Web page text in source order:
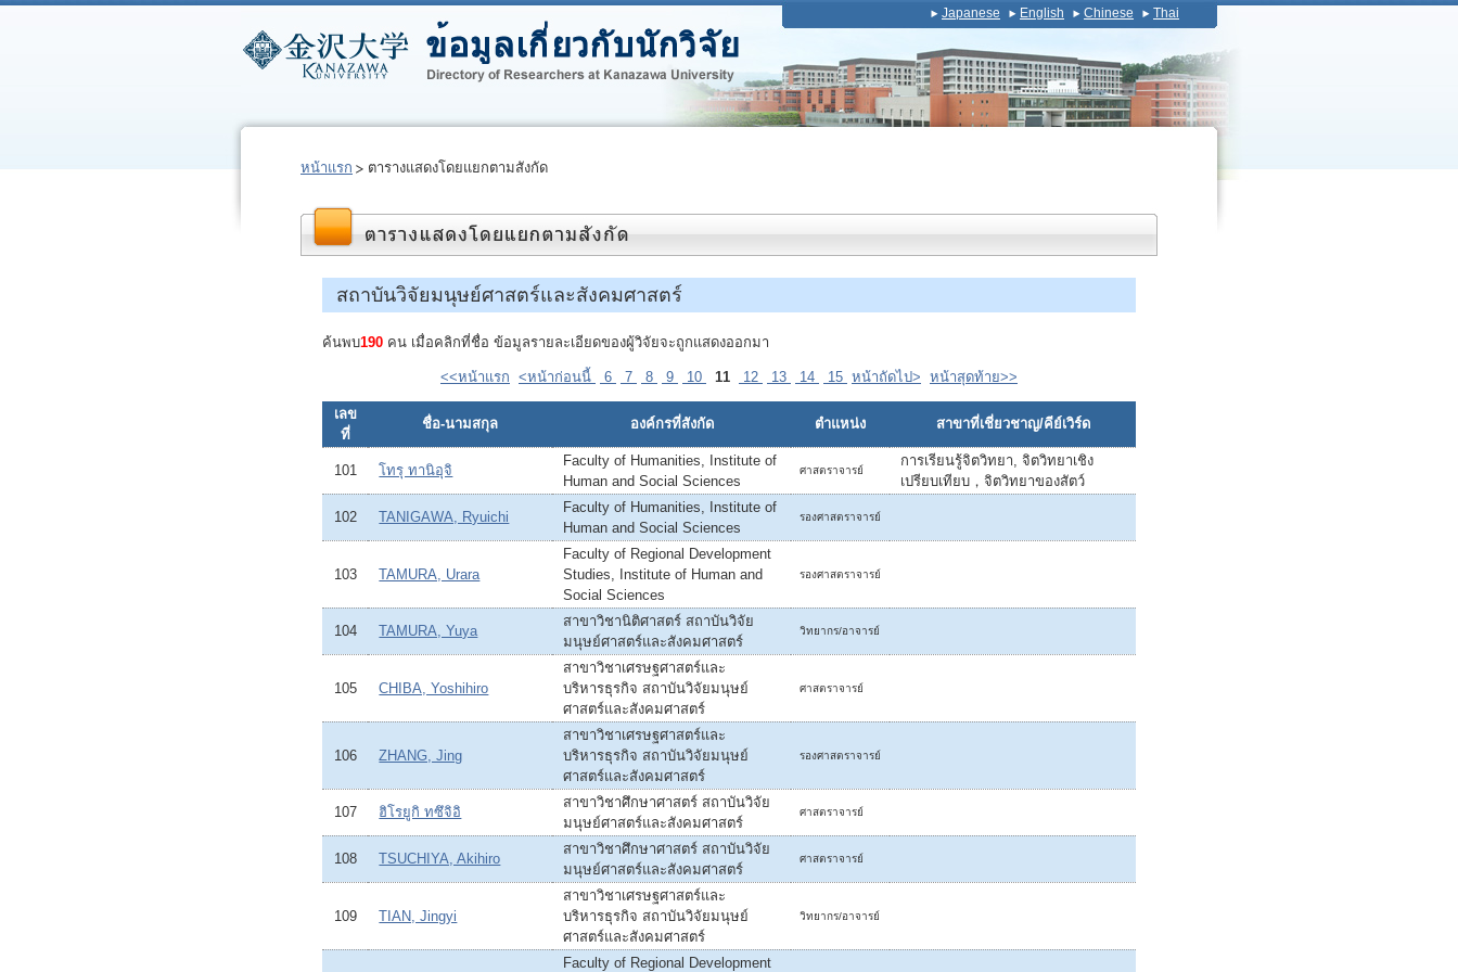
Japanese English Chinese Thai
หน้าแรก ตารางแสดงโดยแยกตามสังกัด
สถาบันวิจัยมนุษย์ศาสตร์และสังคมศาสตร์
ค้นพบ190 คน เมื่อคลิกที่ชื่อ ข้อมูลรายละเอียดของผู้วิจัยจะถูกแสดงออกมา
<<หน้าแรก <หน้าก่อนนี้ 6 7 8 9 10 11 12 13 14 15 หน้าถัดไป> หน้าสุดท้าย>>
เลข
ที่
ชื่อ-นามสกุล องค์กรที่สังกัด ตำแหน่ง สาขาที่เชี่ยวชาญ/คีย์เวิร์ด
101 โทรุ ทานิอุจิ
Faculty of Humanities, Institute of
Human and Social Sciences
ศาสตราจารย์
การเรียนรู้จิตวิทยา, จิตวิทยาเชิง
เปรียบเทียบ，จิตวิทยาของสัตว์
102 TANIGAWA, Ryuichi
Faculty of Humanities, Institute of
Human and Social Sciences
รองศาสตราจารย์
103 TAMURA, Urara
Faculty of Regional Development
Studies, Institute of Human and
Social Sciences
รองศาสตราจารย์
104 TAMURA, Yuya
สาขาวิชานิติศาสตร์ สถาบันวิจัย
มนุษย์ศาสตร์และสังคมศาสตร์
วิทยากร/อาจารย์
105 CHIBA, Yoshihiro
สาขาวิชาเศรษฐศาสตร์และ
บริหารธุรกิจ สถาบันวิจัยมนุษย์
ศาสตร์และสังคมศาสตร์
ศาสตราจารย์
106 ZHANG, Jing
สาขาวิชาเศรษฐศาสตร์และ
บริหารธุรกิจ สถาบันวิจัยมนุษย์
ศาสตร์และสังคมศาสตร์
รองศาสตราจารย์
107 ฮิโรยูกิ ทซึจิอิ
สาขาวิชาศึกษาศาสตร์ สถาบันวิจัย
มนุษย์ศาสตร์และสังคมศาสตร์
ศาสตราจารย์
108 TSUCHIYA, Akihiro
สาขาวิชาศึกษาศาสตร์ สถาบันวิจัย
มนุษย์ศาสตร์และสังคมศาสตร์
ศาสตราจารย์
109 TIAN, Jingyi
สาขาวิชาเศรษฐศาสตร์และ
บริหารธุรกิจ สถาบันวิจัยมนุษย์
ศาสตร์และสังคมศาสตร์
วิทยากร/อาจารย์
Faculty of Regional Development